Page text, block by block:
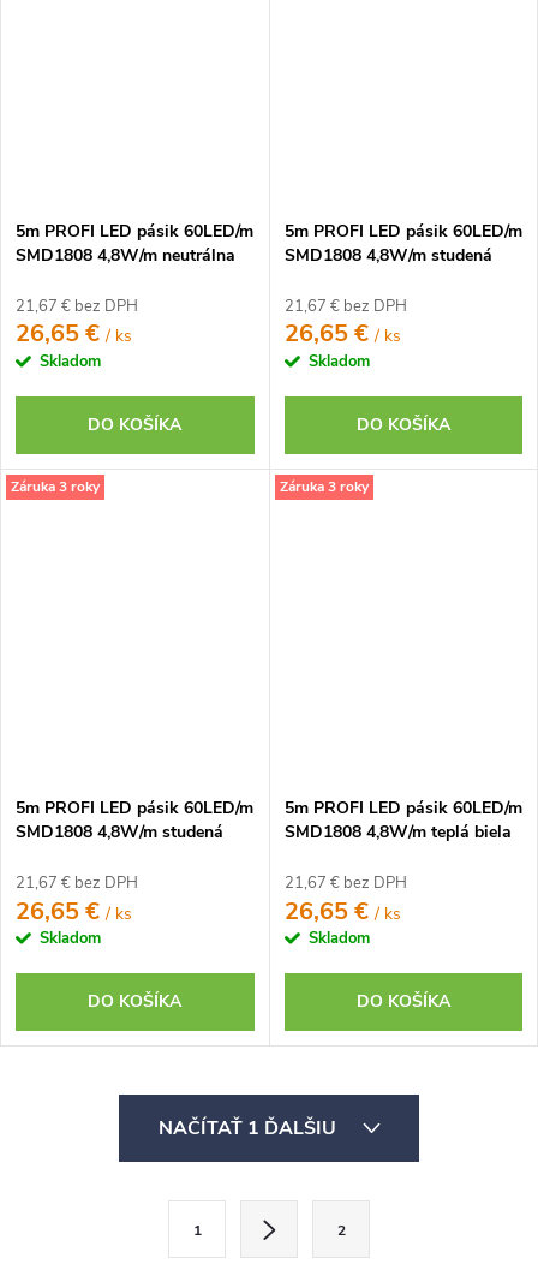
5m PROFI LED pásik 60LED/m
SMD1808 4,8W/m neutrálna
21,67 € bez DPH
26,65 €/ ks
Skladom
DO KOŠÍKA
5m PROFI LED pásik 60LED/m
SMD1808 4,8W/m studená
21,67 € bez DPH
26,65 €/ ks
Skladom
DO KOŠÍKA
Záruka 3 roky
5m PROFI LED pásik 60LED/m
SMD1808 4,8W/m studená
21,67 € bez DPH
26,65 €/ ks
Skladom
DO KOŠÍKA
Záruka 3 roky
5m PROFI LED pásik 60LED/m
SMD1808 4,8W/m teplá biela
21,67 € bez DPH
26,65 €/ ks
Skladom
DO KOŠÍKA
NAČÍTAŤ 1 ĎALŠIU
1 2